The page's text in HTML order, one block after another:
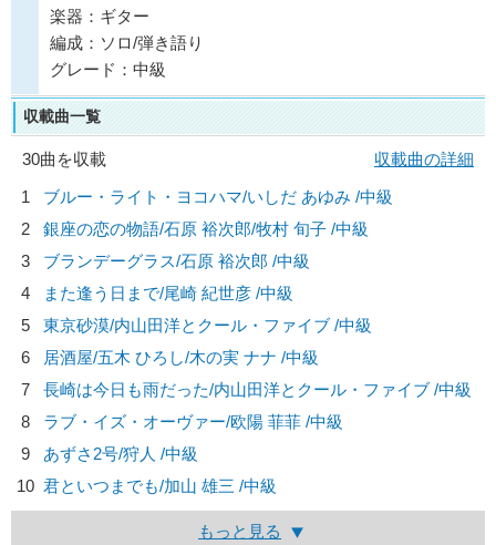
楽器：ギター
編成：ソロ/弾き語り
グレード：中級
収載曲一覧
30曲を収載
収載曲の詳細
1
ブルー・ライト・ヨコハマ/いしだ あゆみ /中級
2
銀座の恋の物語/石原 裕次郎/牧村 旬子 /中級
3
ブランデーグラス/石原 裕次郎 /中級
4
また逢う日まで/尾崎 紀世彦 /中級
5
東京砂漠/内山田洋とクール・ファイブ /中級
6
居酒屋/五木 ひろし/木の実 ナナ /中級
7
長崎は今日も雨だった/内山田洋とクール・ファイブ /中級
8
ラブ・イズ・オーヴァー/欧陽 菲菲 /中級
9
あずさ2号/狩人 /中級
10 君といつまでも/加山 雄三 /中級
もっと見る